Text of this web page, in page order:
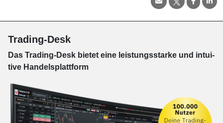
Trading-Desk
Das Trading-Desk bie­tet eine leis­tungs­star­ke und in­tui­
tive Han­dels­platt­form